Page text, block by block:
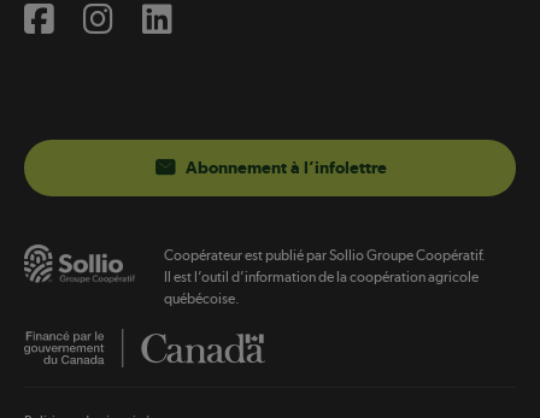
Abonnement à l’infolettre
Coopérateur est publié par Sollio Groupe Coopératif.
Il est l’outil d’information de la coopération agricole
québécoise.